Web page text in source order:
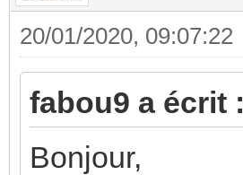
20/01/2020, 09:07:22
fabou9 a écrit :
Bonjour,